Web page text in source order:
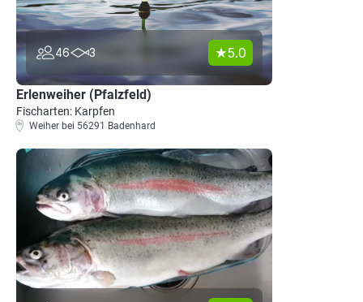
46 3 5.0
Erlenweiher (Pfalzfeld)
Fischarten: Karpfen
Weiher bei 56291 Badenhard